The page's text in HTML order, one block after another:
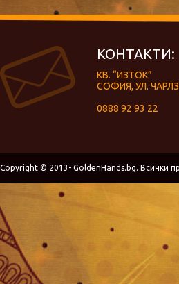
КОНТАКТИ:
КВ. “ИЗТОК”
СОФИЯ, УЛ.
0888 92 93 22
Copyright © 2013- GoldenHands.bg. Всички